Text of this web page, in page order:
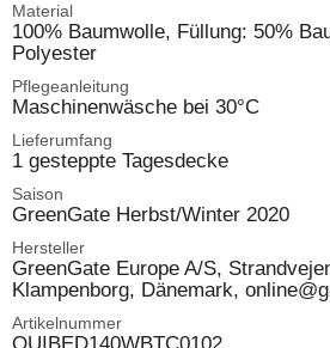
Material
100% Baumwolle, Füllung: 50%
Polyester
Pflegeanleitung
Maschinenwäsche bei 30°C
Lieferumfang
1 gesteppte Tagesdecke
Saison
GreenGate Herbst/Winter 2020
Hersteller
GreenGate Europe A/S,
Klampenborg, Dänemark,
Artikelnummer
QUIBED140WBTC0102